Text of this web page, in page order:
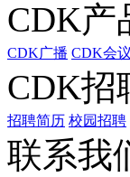
CDK产
CDK广播 CDK会议
CDK招
招聘简历 校园招聘
联系我